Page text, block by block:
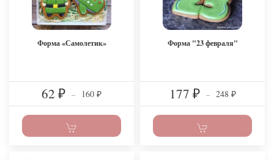
Форма «Самолетик»
62 ₽ – 160 ₽
Форма "23 февраля"
177 ₽ – 248 ₽